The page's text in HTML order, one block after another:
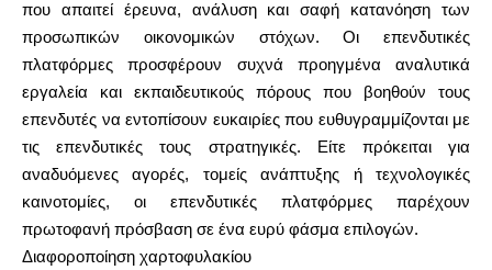
Λάβετε χρηματοδότηση
ask@scrambleup.com
+372 712 2955
που απαιτεί έρευνα, ανάλυση και σαφή κατανόηση των
προσωπικών οικονομικών στόχων. Οι επενδυτικές
πλατφόρμες προσφέρουν συχνά προηγμένα αναλυτικά
εργαλεία και εκπαιδευτικούς πόρους που βοηθούν τους
επενδυτές να εντοπίσουν ευκαιρίες που ευθυγραμμίζονται με
τις επενδυτικές τους στρατηγικές. Είτε πρόκειται για
αναδυόμενες αγορές, τομείς ανάπτυξης ή τεχνολογικές
καινοτομίες, οι επενδυτικές πλατφόρμες παρέχουν
πρωτοφανή πρόσβαση σε ένα ευρύ φάσμα επιλογών.
Διαφοροποίηση χαρτοφυλακίου